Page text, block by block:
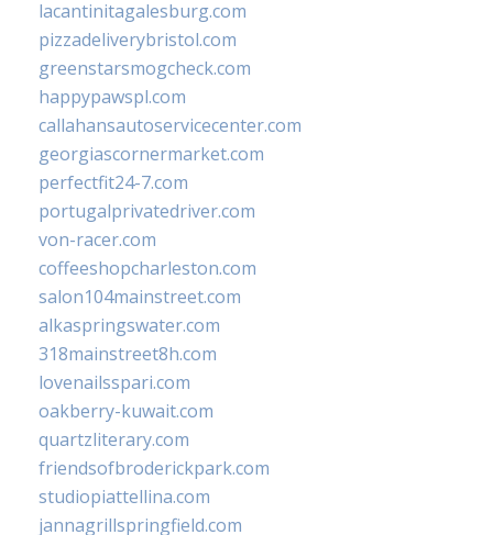
lacantinitagalesburg.com
pizzadeliverybristol.com
greenstarsmogcheck.com
happypawspl.com
callahansautoservicecenter.com
georgiascornermarket.com
perfectfit24-7.com
portugalprivatedriver.com
von-racer.com
coffeeshopcharleston.com
salon104mainstreet.com
alkaspringswater.com
318mainstreet8h.com
lovenailsspari.com
oakberry-kuwait.com
quartzliterary.com
friendsofbroderickpark.com
studiopiattellina.com
jannagrillspringfield.com